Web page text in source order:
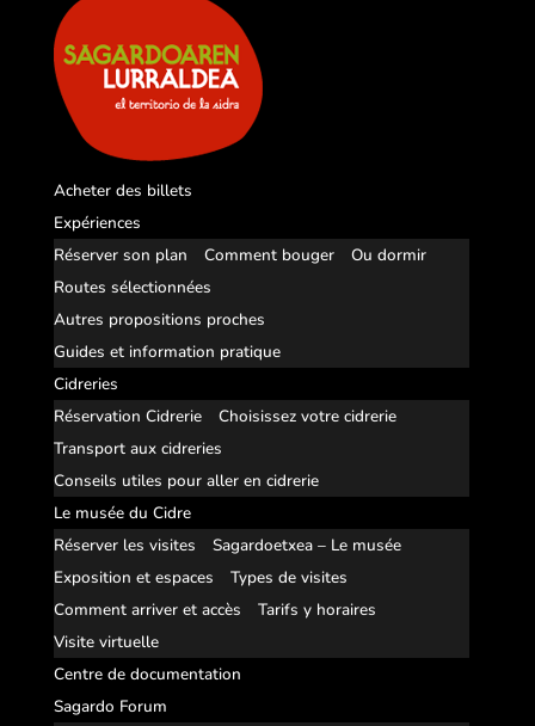
Acheter des billets
Expériences
Réserver son plan
Comment bouger
Ou dormir
Routes sélectionnées
Autres propositions proches
Guides et information pratique
Cidreries
Réservation Cidrerie
Choisissez votre cidrerie
Transport aux cidreries
Conseils utiles pour aller en cidrerie
Le musée du Cidre
Réserver les visites
Sagardoetxea – Le musée
Exposition et espaces
Types de visites
Comment arriver et accès
Tarifs y horaires
Visite virtuelle
Centre de documentation
Sagardo Forum